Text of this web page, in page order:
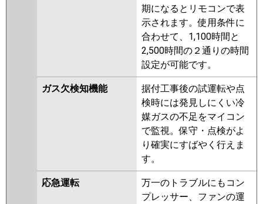
期になるとリモコンで表
示されます。使用条件に
合わせて、1,100時間と
2,500時間の２通りの時間
設定が可能です。
ガス欠検知機能
据付工事後の試運転や点
検時には発見しにくい冷
媒ガスの不足をマイコン
で監視。保守・点検がよ
り確実にすばやく行えま
す。
応急運転
万一のトラブルにもコン
プレッサー、ファンの運